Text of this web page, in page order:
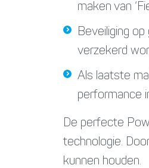
maken van
Beveiliging
verzekerd
Als laatste
performance
De perfecte
technologie.
kunnen houden.